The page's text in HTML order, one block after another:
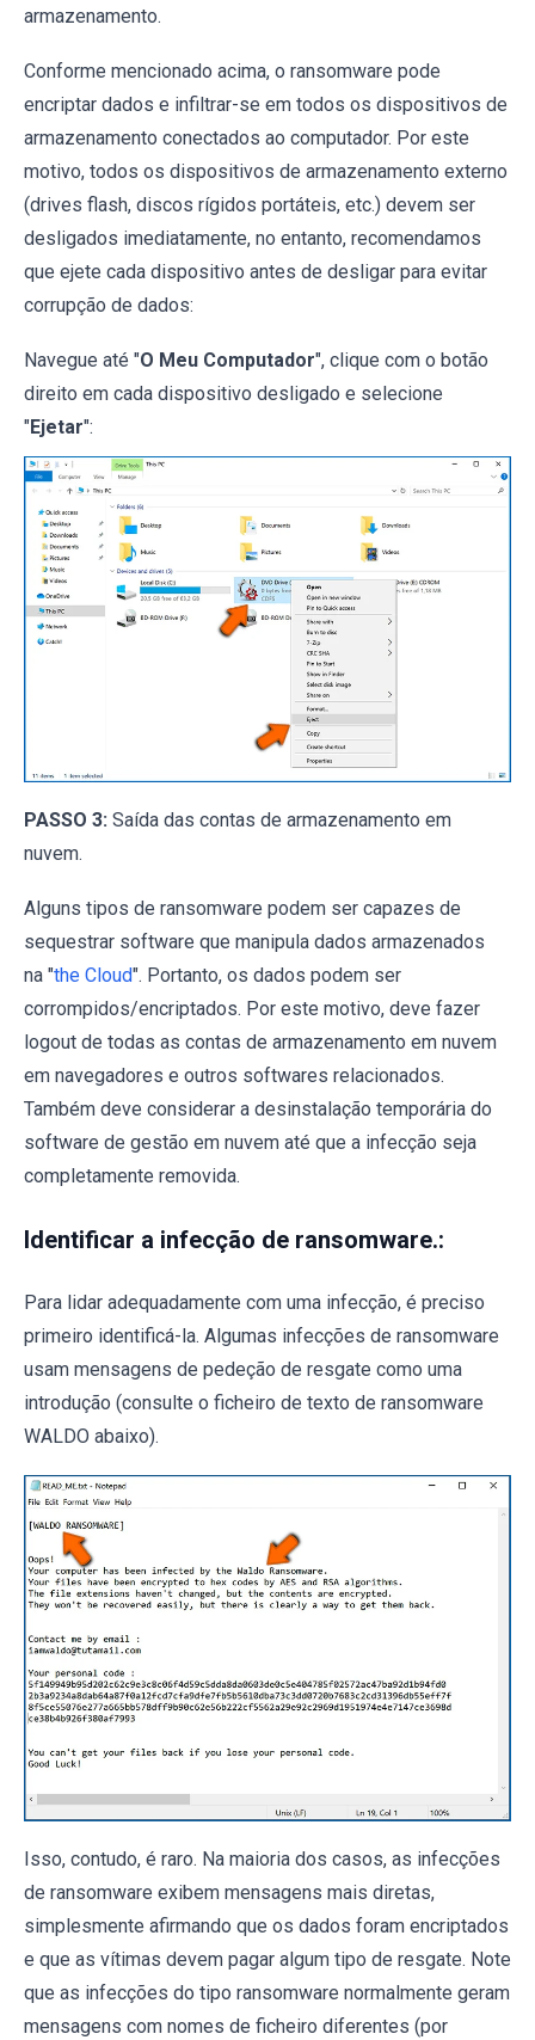
armazenamento.
Conforme mencionado acima, o ransomware pode
encriptar dados e infiltrar-se em todos os dispositivos de
armazenamento conectados ao computador. Por este
motivo, todos os dispositivos de armazenamento externo
(drives flash, discos rígidos portáteis, etc.) devem ser
desligados imediatamente, no entanto, recomendamos
que ejete cada dispositivo antes de desligar para evitar
corrupção de dados:
Navegue até "O Meu Computador", clique com o botão
direito em cada dispositivo desligado e selecione
"Ejetar":
PASSO 3: Saída das contas de armazenamento em
nuvem.
Alguns tipos de ransomware podem ser capazes de
sequestrar software que manipula dados armazenados
na "the Cloud". Portanto, os dados podem ser
corrompidos/encriptados. Por este motivo, deve fazer
logout de todas as contas de armazenamento em nuvem
em navegadores e outros softwares relacionados.
Também deve considerar a desinstalação temporária do
software de gestão em nuvem até que a infecção seja
completamente removida.
Identificar a infecção de ransomware.:
Para lidar adequadamente com uma infecção, é preciso
primeiro identificá-la. Algumas infecções de ransomware
usam mensagens de pedeção de resgate como uma
introdução (consulte o ficheiro de texto de ransomware
WALDO abaixo).
Isso, contudo, é raro. Na maioria dos casos, as infecções
de ransomware exibem mensagens mais diretas,
simplesmente afirmando que os dados foram encriptados
e que as vítimas devem pagar algum tipo de resgate. Note
que as infecções do tipo ransomware normalmente geram
mensagens com nomes de ficheiro diferentes (por